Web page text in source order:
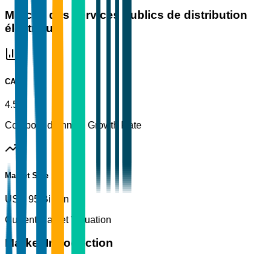
Marché des services publics de distribution
électrique
CAGR
4.5%
Compound Annual Growth Rate
Market Size
USD 95 Billion
Current Market Valuation
Market Introduction